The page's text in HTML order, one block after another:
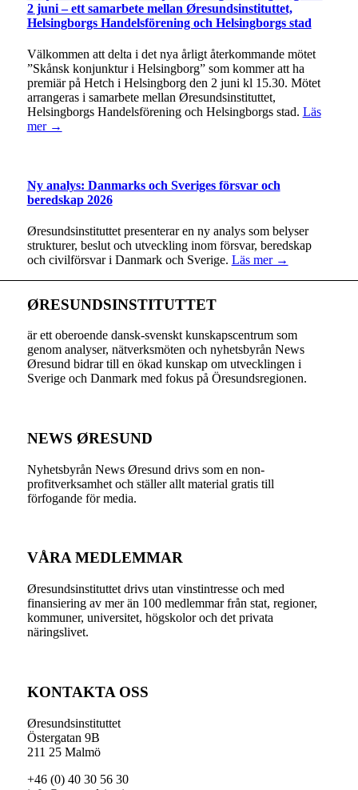
2 juni – ett samarbete mellan Øresundsinstituttet,
Helsingborgs Handelsförening och Helsingborgs stad
Välkommen att delta i det nya årligt återkommande mötet
”Skånsk konjunktur i Helsingborg” som kommer att ha
premiär på Hetch i Helsingborg den 2 juni kl 15.30. Mötet
arrangeras i samarbete mellan Øresundsinstituttet,
Helsingborgs Handelsförening och Helsingborgs stad. Läs
mer →
Ny analys: Danmarks och Sveriges försvar och
beredskap 2026
Øresundsinstituttet presenterar en ny analys som belyser
strukturer, beslut och utveckling inom försvar, beredskap
och civilförsvar i Danmark och Sverige. Läs mer →
ØRESUNDSINSTITUTTET
är ett oberoende dansk-svenskt kunskapscentrum som
genom analyser, nätverksmöten och nyhetsbyrån News
Øresund bidrar till en ökad kunskap om utvecklingen i
Sverige och Danmark med fokus på Öresundsregionen.
NEWS ØRESUND
Nyhetsbyrån News Øresund drivs som en non-
profitverksamhet och ställer allt material gratis till
förfogande för media.
VÅRA MEDLEMMAR
Øresundsinstituttet drivs utan vinst­intresse och med
finansiering av mer än 100 medlemmar från stat, regioner,
kommuner, universitet, högskolor och det privata
näringslivet.
KONTAKTA OSS
Øresundsinstituttet
Östergatan 9B
211 25 Malmö
+46 (0) 40 30 56 30